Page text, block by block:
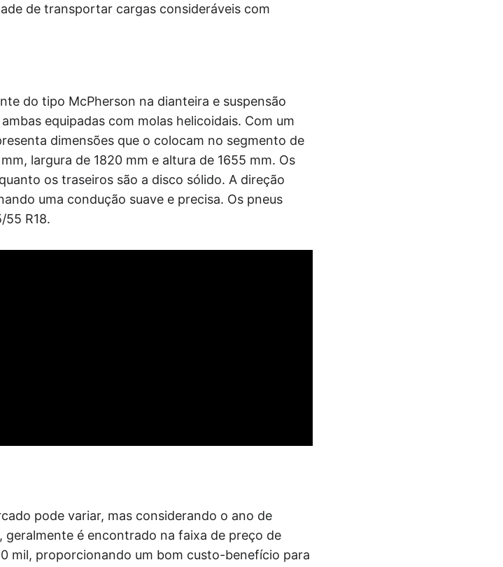
de transportar cargas consideráveis com
do tipo McPherson na dianteira e suspensão
equipadas com molas helicoidais. Com um
dimensões que o colocam no segmento de
largura de 1820 mm e altura de 1655 mm. Os
os traseiros são a disco sólido. A direção
uma condução suave e precisa. Os pneus
55 R18.
pode variar, mas considerando o ano de
é encontrado na faixa de preço de
mil, proporcionando um bom custo-benefício para